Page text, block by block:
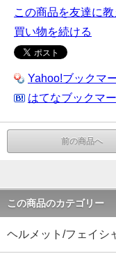
この商品を友達に教
買い物を続ける
Yahoo!ブックマ
はてなブックマ
前の商品へ
この商品のカテゴリー
ヘルメット/フェイシ